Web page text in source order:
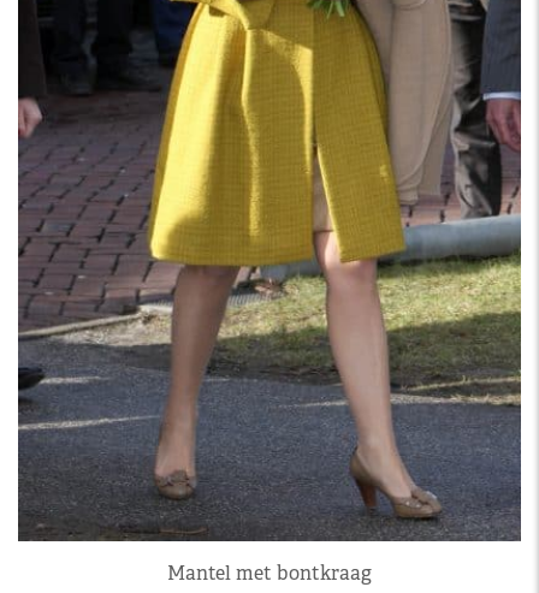
Mantel met bontkraag